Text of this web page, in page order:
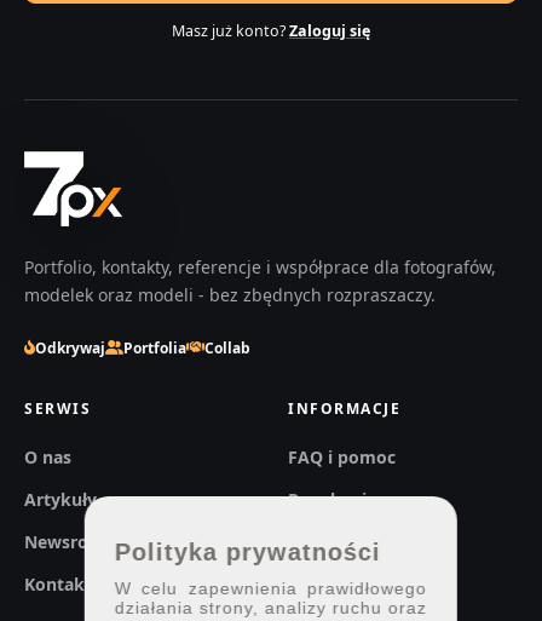
Masz już konto?Zaloguj się
Portfolio, kontakty, referencje i współprace dla fotografów,
modelek oraz modeli - bez zbędnych rozpraszaczy.
Odkrywaj Portfolia Collab
SERWIS
O nas
Artykuły
Newsroom
Kontakt
INFORMACJE
FAQ i pomoc
Regulaminy
Prywatność
Polityka prywatności
W celu zapewnienia prawidłowego
działania strony, analizy ruchu oraz